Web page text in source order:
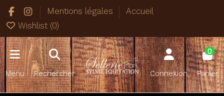
Mentions légales
Accueil
Wishlist (0)
Menu Rechercher Connexion
0
Panier